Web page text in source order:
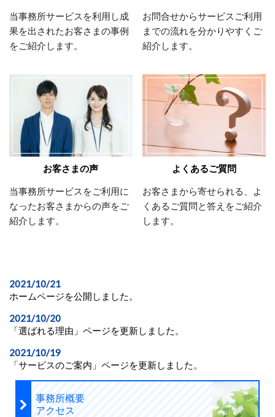
当事務所サービスを利用し成
果を出されたお客さまの事例
をご紹介します。
お問合せからサービスご利用
までの流れを分かりやすくご
紹介します。
お客さまの声
当事務所サービスをご利用に
なったお客さまからの声をご
紹介します。
よくあるご質問
お客さまから寄せられる、よ
くあるご質問と答えをご紹介
します。
2021/10/21
ホームページを公開しました。
2021/10/20
「選ばれる理由」ページを更新しました。
2021/10/19
「サービスのご案内」ページを更新しました。
事務所概要
アクセス